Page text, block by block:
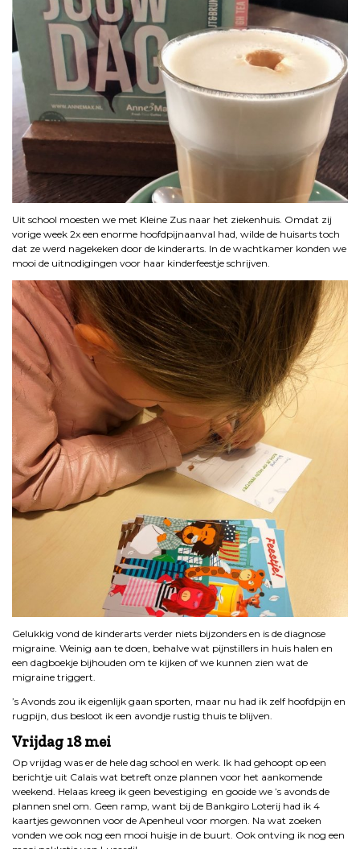
Uit school moesten we met Kleine Zus naar het ziekenhuis. Omdat zij
vorige week 2x een enorme hoofdpijnaanval had, wilde de huisarts toch
dat ze werd nagekeken door de kinderarts. In de wachtkamer konden we
mooi de uitnodigingen voor haar kinderfeestje schrijven.
Gelukkig vond de kinderarts verder niets bijzonders en is de diagnose
migraine. Weinig aan te doen, behalve wat pijnstillers in huis halen en
een dagboekje bijhouden om te kijken of we kunnen zien wat de
migraine triggert.
’s Avonds zou ik eigenlijk gaan sporten, maar nu had ik zelf hoofdpijn en
rugpijn, dus besloot ik een avondje rustig thuis te blijven.
Vrijdag 18 mei
Op vrijdag was er de hele dag school en werk. Ik had gehoopt op een
berichtje uit Calais wat betreft onze plannen voor het aankomende
weekend. Helaas kreeg ik geen bevestiging en gooide we ’s avonds de
plannen snel om. Geen ramp, want bij de Bankgiro Loterij had ik 4
kaartjes gewonnen voor de Apenheul voor morgen. Na wat zoeken
vonden we ook nog een mooi huisje in de buurt. Ook ontving ik nog een